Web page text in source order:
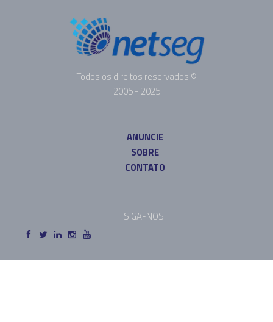
Todos os direitos reservados ©
2005 - 2025
ANUNCIE
SOBRE
CONTATO
SIGA-NOS